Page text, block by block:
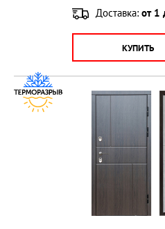
Доставка: от 1
КУПИТЬ